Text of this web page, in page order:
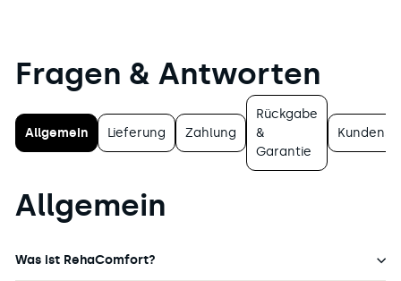
Fragen & Antworten
Allgemein Lieferung Zahlung
Rückgabe
&
Garantie
Allgemein
Was ist RehaComfort?